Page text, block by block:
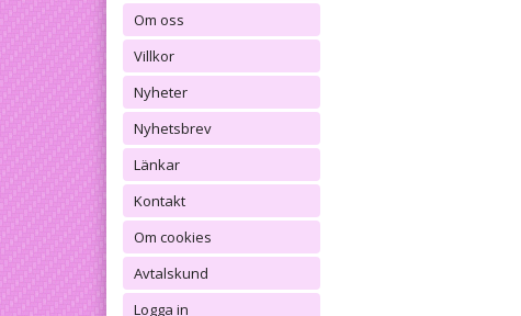
Om oss
Villkor
Nyheter
Nyhetsbrev
Länkar
Kontakt
Om cookies
Avtalskund
Logga in